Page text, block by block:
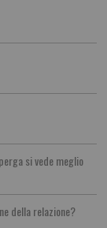
si vede meglio
della relazione?